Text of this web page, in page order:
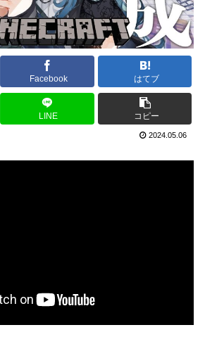
Facebook はてブ
LINE コピー
2024.05.06